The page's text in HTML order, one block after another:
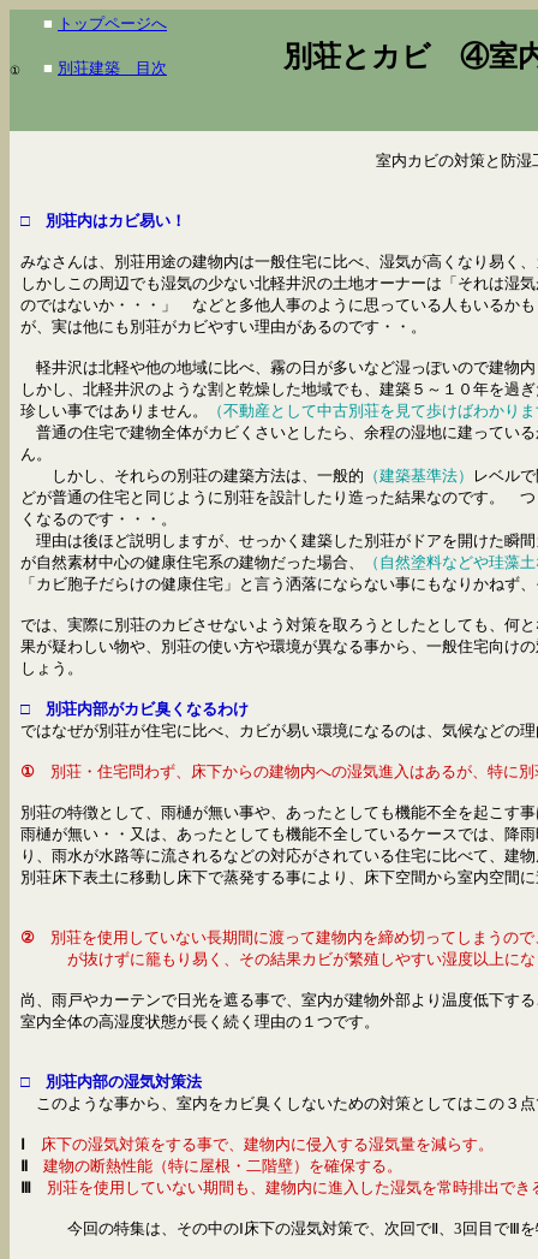
①
■ トップページへ
■ 別荘建築 目次 別荘とカビ ④室
室内カビの対策と防湿
□ 別荘内はカビ易い！
みなさんは、別荘用途の建物内は一般住宅に比べ、湿気が高くなり易く
しかしこの周辺でも湿気の少ない北軽井沢の土地オーナーは「それは湿
のではないか・・・」 などと多他人事のように思っている人もいるか
が、実は他にも別荘がカビやすい理由があるのです・・。
軽井沢は北軽や他の地域に比べ、霧の日が多いなど湿っぽいので建物
しかし、北軽井沢のような割と乾燥した地域でも、建築５～１０年を過
珍しい事ではありません。
（不動産として中古別荘を見て歩けばわかり
普通の住宅で建物全体がカビくさいとしたら、余程の湿地に建ってい
ん。
しかし、それらの別荘の建築方法は、一般的 （建築基準法）
レベル
どが普通の住宅と同じように別荘を設計したり造った結果なのです。 つ
くなるのです・・・。
理由は後ほど説明しますが、せっかく建築した別荘がドアを開けた瞬
が自然素材中心の健康住宅系の建物だった場合、
（自然塗料などや珪藻
「カビ胞子だらけの健康住宅」と言う洒落にならない事にもなりかね
では、実際に別荘のカビさせないよう対策を取ろうとしたとしても、何
果が疑わしい物や、別荘の使い方や環境が異なる事から、一般住宅向け
しょう。
□ 別荘内部がカビ臭くなるわけ
ではなぜが別荘が住宅に比べ、カビが易い環境になるのは、気候などの
① 別荘・住宅問わず、床下からの建物内への湿気進入はあるが、特に
別荘の特徴として、 雨樋が無い事や、あったとしても機能不全を起こす
雨樋が無い・・又は、 あったとしても機能不全しているケースでは、降
り、雨水が水路等に流されるなどの対応がされている住宅に比べて、建
別荘床下表土に移動し床下で蒸発する事により、床下空間から室内空
② 別荘を使用していない長期間に渡って建物内を締め切ってしまうの
が抜けずに籠もり易く、その結果カビが繁殖しやすい湿度以上にな
尚、雨戸やカーテンで日光を遮る事で、室内が建物外部より温度低下す
室内全体の高湿度状態が長く続く理由の１つです。
□ 別荘内部の湿気対策法
このような事から、室内をカビ臭くしないための対策としてはこの３
Ⅰ
床下の湿気対策をする事で、建物内に侵入する湿気量を減らす。
Ⅱ
建物の断熱性能（特に屋根・二階壁）を確保する。
Ⅲ
別荘を使用していない期間も、建物内に進入した湿気を常時排出でき
今回の特集は、その中のⅠ床下の湿気対策で、次回でⅡ、3回目でⅢ